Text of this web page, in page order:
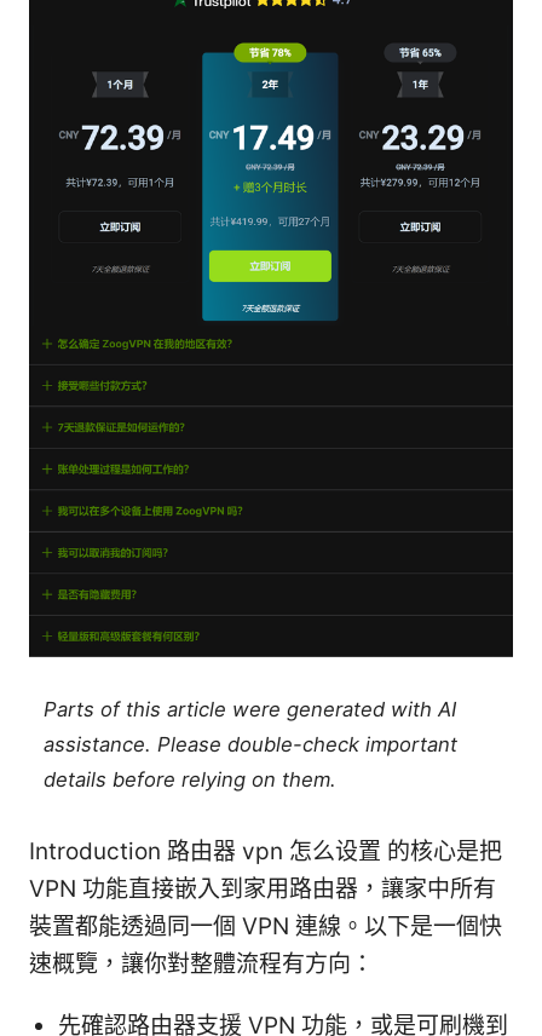
Parts of this article were generated with AI
assistance. Please double-check important
details before relying on them.
Introduction 路由器 vpn 怎么设置 的核心是把
VPN 功能直接嵌入到家用路由器，讓家中所有
裝置都能透過同一個 VPN 連線。以下是一個快
速概覽，讓你對整體流程有方向：
先確認路由器支援 VPN 功能，或是可刷機到